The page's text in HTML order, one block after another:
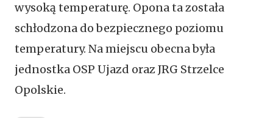
wysoką temperaturę. Opona ta została
schłodzona do bezpiecznego poziomu
temperatury. Na miejscu obecna była
jednostka OSP Ujazd oraz JRG Strzelce
Opolskie.